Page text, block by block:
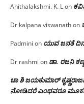
Anithalakshmi. K. Lon
Dr kalpana viswanathon
Padmini on ಯುವ ಜನತೆ
Dr rashmi on ಡಾ. ರಜನಿ‌
ಚಾ ಶಿ ಜಯಕುಮಾರ್
ನೋಡಿದರೆ ಎಂಥವರೂ